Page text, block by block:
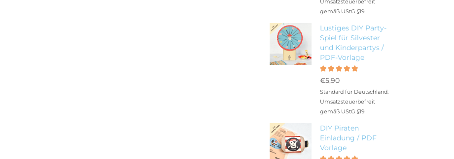
Umsatzsteuerbefreit
gemäß UStG §19
Lustiges DIY Party-
Spiel für Silvester
und Kinderpartys /
PDF-Vorlage
mit5.00
€5,90
Standard für Deutschland:
Umsatzsteuerbefreit
gemäß UStG §19
DIY Piraten
Einladung / PDF
Vorlage